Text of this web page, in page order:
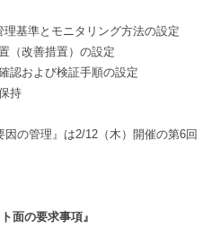
基準とモニタリング方法の設定
（改善措置）の設定
認および検証手順の設定
持
の管理』は2/12（木）開催の第6回
面の要求事項 』